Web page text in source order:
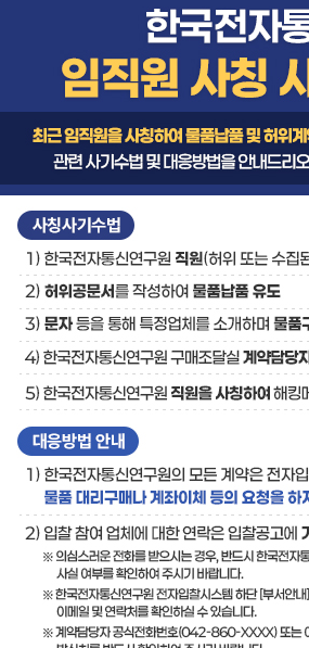
청렴포털 신고
수의계약 현황
부패징계 현황
감사결과공개
보도자료